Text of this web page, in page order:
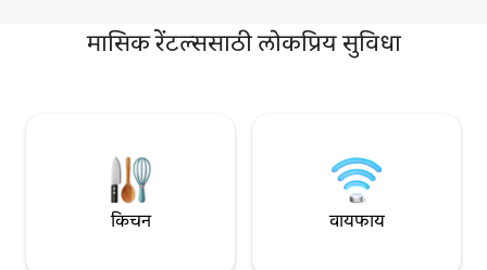
मासिक रेंटल्ससाठी लोकप्रिय सुविधा
किचन वायफाय